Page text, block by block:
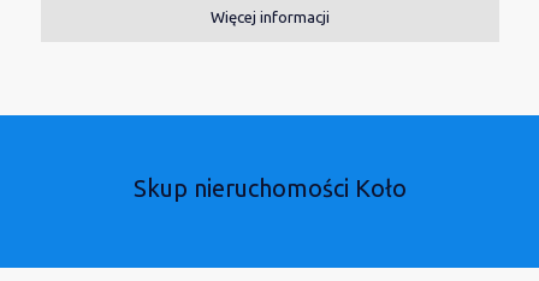
Więcej informacji
Skup nieruchomości Koło